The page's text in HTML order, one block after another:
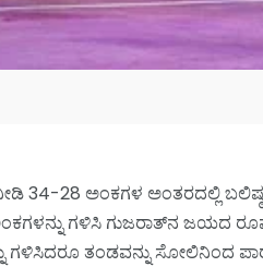
34-28 ಅಂಕಗಳ ಅಂತರದಲ್ಲಿ
ಗಳಿಸಿ ಗುಜರಾತ್‌ನ ಜಯದ
ಗಳಿಸಿದರೂ ತಂಡವನ್ನು ಸೋಲಿನಿಂದ